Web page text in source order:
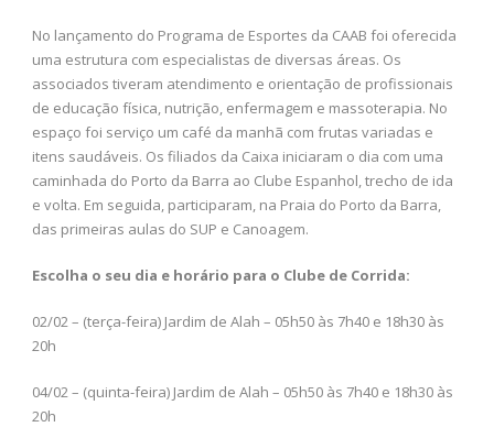
No lançamento do Programa de Esportes da CAAB foi oferecida
uma estrutura com especialistas de diversas áreas. Os
associados tiveram atendimento e orientação de profissionais
de educação física, nutrição, enfermagem e massoterapia. No
espaço foi serviço um café da manhã com frutas variadas e
itens saudáveis. Os filiados da Caixa iniciaram o dia com uma
caminhada do Porto da Barra ao Clube Espanhol, trecho de ida
e volta. Em seguida, participaram, na Praia do Porto da Barra,
das primeiras aulas do SUP e Canoagem.
Escolha o seu dia e horário para o Clube de Corrida:
02/02 – (terça-feira) Jardim de Alah – 05h50 às 7h40 e 18h30 às
20h
04/02 – (quinta-feira) Jardim de Alah – 05h50 às 7h40 e 18h30 às
20h